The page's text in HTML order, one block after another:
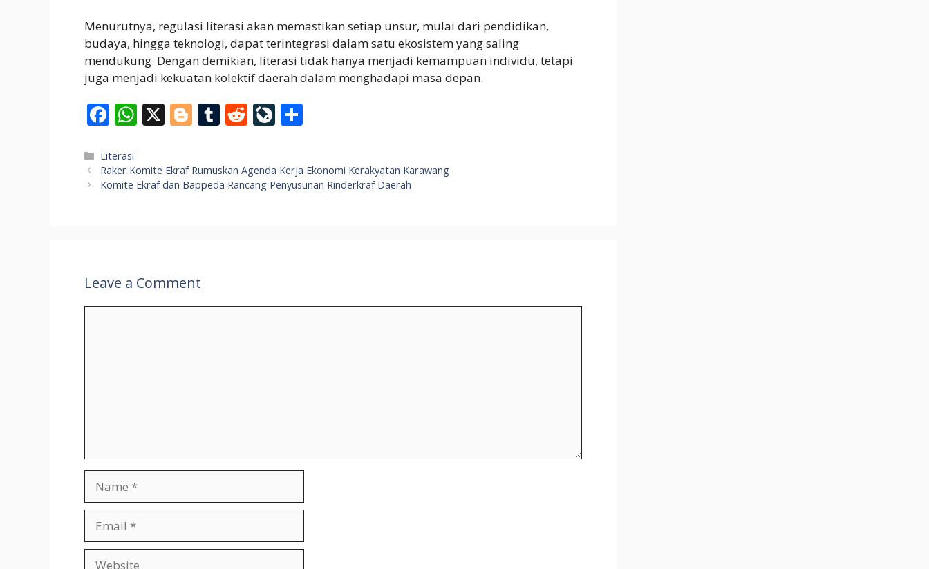
Menurutnya, regulasi literasi akan memastikan setiap unsur, mulai dari pendidikan,
budaya, hingga teknologi, dapat terintegrasi dalam satu ekosistem yang saling
mendukung. Dengan demikian, literasi tidak hanya menjadi kemampuan individu, tetapi
juga menjadi kekuatan kolektif daerah dalam menghadapi masa depan.
F
e
b
W
s
X Bl
g
T
m
bl
R
di
Li
o
ar
e
Categories
Literasi
Raker Komite Ekraf Rumuskan Agenda Kerja Ekonomi Kerakyatan Karawang
Komite Ekraf dan Bappeda Rancang Penyusunan Rinderkraf Daerah
Leave a Comment